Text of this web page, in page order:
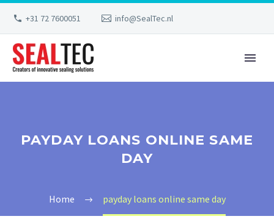
+31 72 7600051 info@SealTec.nl
PAYDAY LOANS ONLINE SAME
DAY
Home payday loans online same day